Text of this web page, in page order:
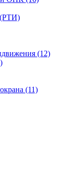
(РТИ)
(12)
(11)